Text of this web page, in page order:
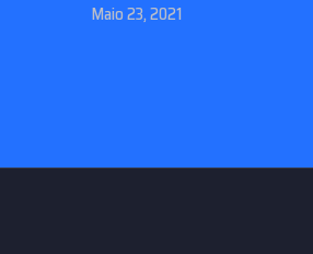
Maio 23, 2021